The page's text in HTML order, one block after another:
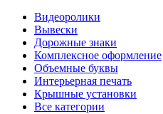
Видеоролики
Вывески
Дорожные знаки
Комплексное оформление
Объемные буквы
Интерьерная печать
Крышные установки
Все категории